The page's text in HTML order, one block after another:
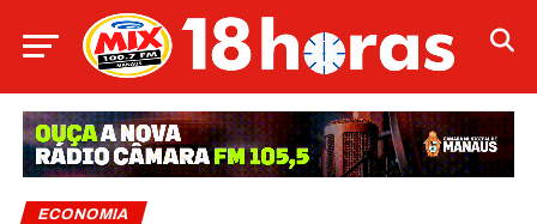
ECONOMIA